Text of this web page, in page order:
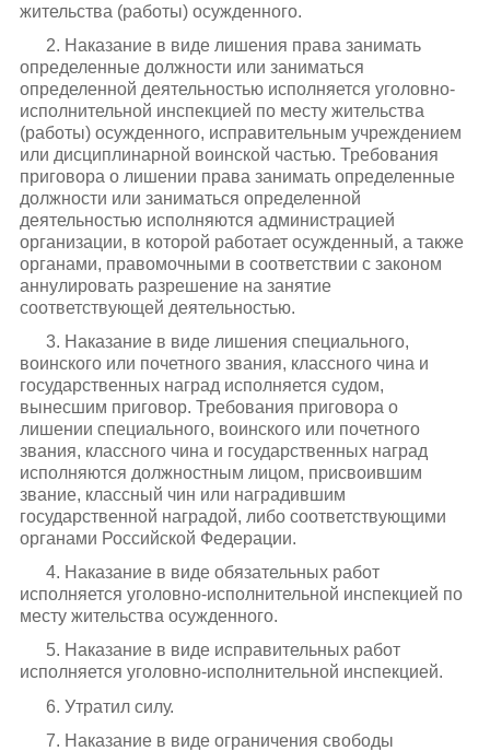
жительства (работы) осужденного.
2. Наказание в виде лишения права занимать
определенные должности или заниматься
определенной деятельностью исполняется уголовно-
исполнительной инспекцией по месту жительства
(работы) осужденного, исправительным учреждением
или дисциплинарной воинской частью. Требования
приговора о лишении права занимать определенные
должности или заниматься определенной
деятельностью исполняются администрацией
организации, в которой работает осужденный, а также
органами, правомочными в соответствии с законом
аннулировать разрешение на занятие
соответствующей деятельностью.
3. Наказание в виде лишения специального,
воинского или почетного звания, классного чина и
государственных наград исполняется судом,
вынесшим приговор. Требования приговора о
лишении специального, воинского или почетного
звания, классного чина и государственных наград
исполняются должностным лицом, присвоившим
звание, классный чин или наградившим
государственной наградой, либо соответствующими
органами Российской Федерации.
4. Наказание в виде обязательных работ
исполняется уголовно-исполнительной инспекцией по
месту жительства осужденного.
5. Наказание в виде исправительных работ
исполняется уголовно-исполнительной инспекцией.
6. Утратил силу.
7. Наказание в виде ограничения свободы